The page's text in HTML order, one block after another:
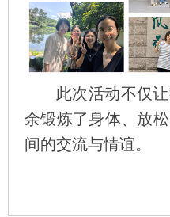
此次活动不仅
余锻炼了身体、放
间的交流与情谊。